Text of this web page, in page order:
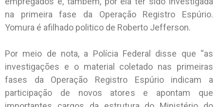
na primeira fase da Operação Registro Espúrio.
Yomura é afilhado politico de Roberto Jefferson.
Por meio de nota, a Polícia Federal disse que “as
investigações e o material coletado nas primeiras
fases da Operação Registro Espúrio indicam a
participação de novos atores e apontam que